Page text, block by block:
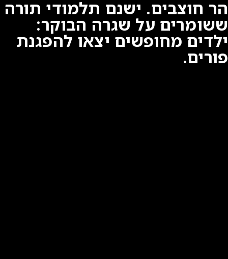
הר חוצבים. ישנם תלמודי תורה
ששומרים על שגרה הבוקר:
ילדים מחופשים יצאו להפגנת
פורים.